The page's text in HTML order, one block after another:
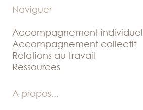
Naviguer
Accompagnement individuel
Accompagnement collectif
Relations au travail
Ressources
A propos...